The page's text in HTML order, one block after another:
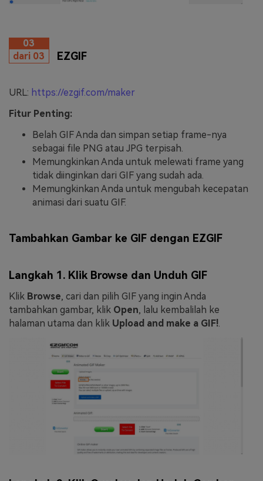
03
dari 03
EZGIF
URL: https://ezgif.com/maker
Fitur Penting:
Belah GIF Anda dan simpan setiap frame-nya
sebagai file PNG atau JPG terpisah.
Memungkinkan Anda untuk melewati frame yang
tidak diinginkan dari GIF yang sudah ada.
Memungkinkan Anda untuk mengubah kecepatan
animasi dari suatu GIF.
Tambahkan Gambar ke GIF dengan EZGIF
Langkah 1. Klik Browse dan Unduh GIF
Klik Browse, cari dan pilih GIF yang ingin Anda
tambahkan gambar, klik Open, lalu kembalilah ke
halaman utama dan klik Upload and make a GIF!.